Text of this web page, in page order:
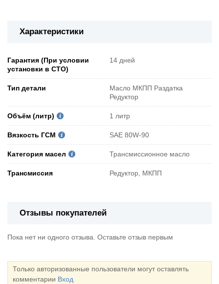
Характеристики
Гарантия (При условии
установки в СТО)
14 дней
Тип детали
Масло МКПП Раздатка
Редуктор
Объём (литр) 1 литр
Вязкость ГСМ SAE 80W-90
Категория масел Трансмиссионное масло
Трансмиссия Редуктор, МКПП
Отзывы покупателей
Пока нет ни одного отзыва. Оставьте отзыв первым
Только авторизованные пользователи могут оставлять
комментарии Вход